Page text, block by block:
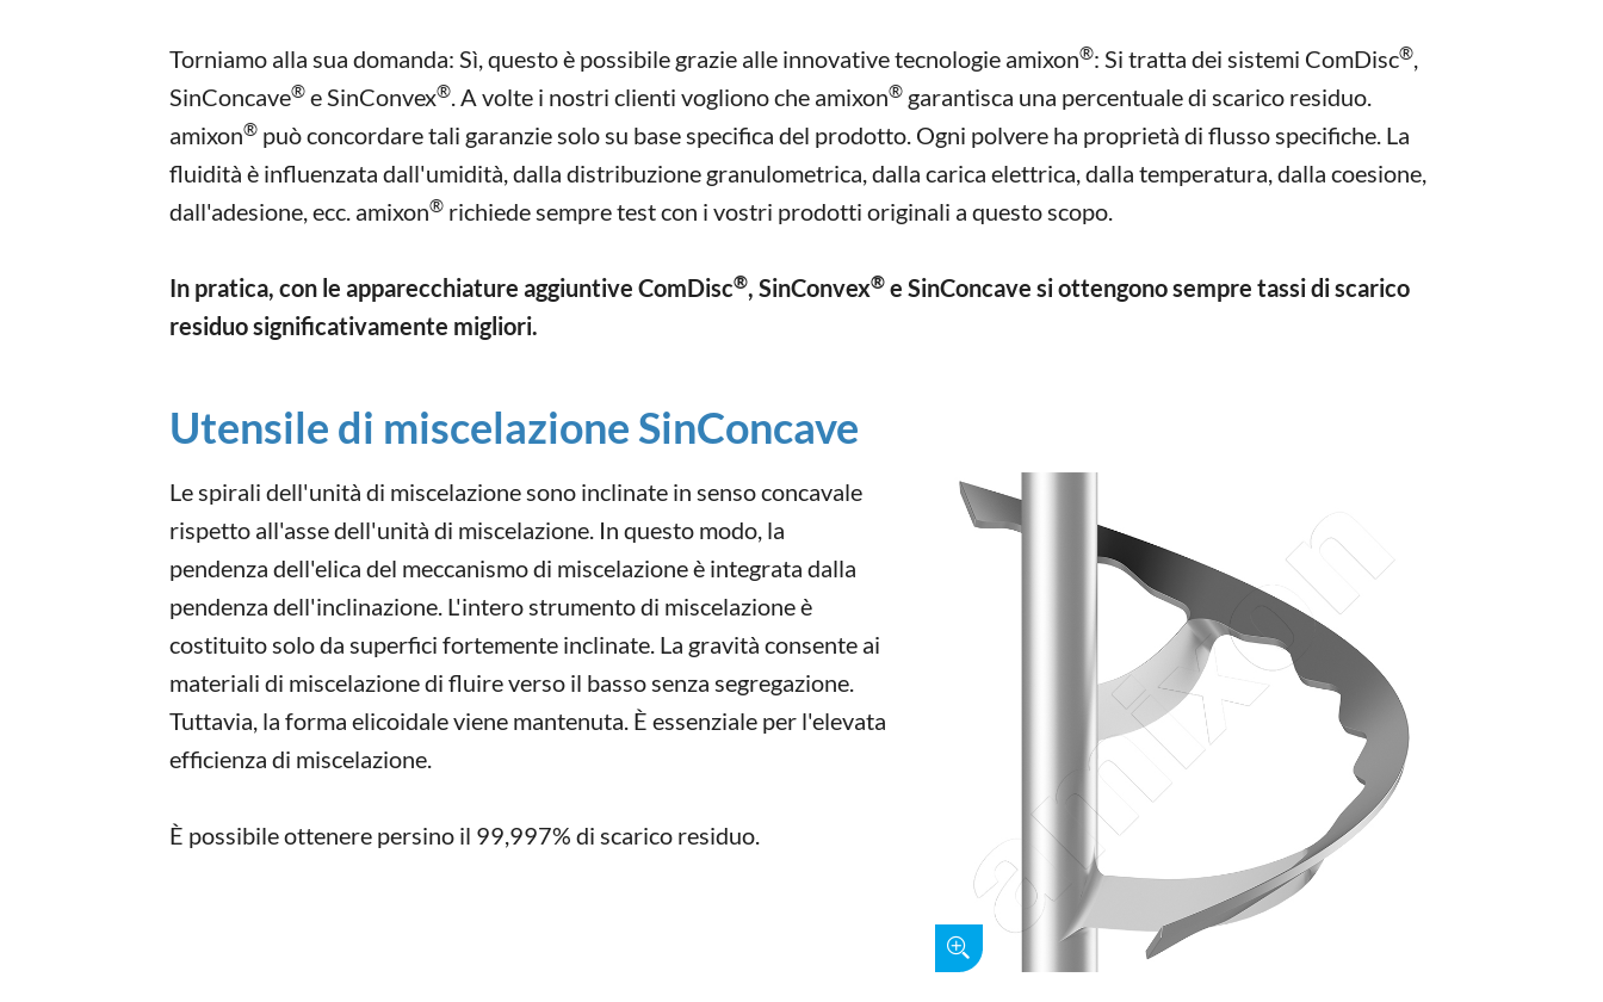
Torniamo alla sua domanda: Sì, questo è possibile grazie alle innovative tecnologie amixon®: Si tratta dei sistemi ComDisc®,
SinConcave® e SinConvex®. A volte i nostri clienti vogliono che amixon® garantisca una percentuale di scarico residuo.
amixon® può concordare tali garanzie solo su base specifica del prodotto. Ogni polvere ha proprietà di flusso specifiche. La
fluidità è influenzata dall'umidità, dalla distribuzione granulometrica, dalla carica elettrica, dalla temperatura, dalla coesione,
dall'adesione, ecc. amixon® richiede sempre test con i vostri prodotti originali a questo scopo.
In pratica, con le apparecchiature aggiuntive ComDisc®, SinConvex® e SinConcave si ottengono sempre tassi di scarico
residuo significativamente migliori.
Utensile di miscelazione SinConcave
Le spirali dell'unità di miscelazione sono inclinate in senso concavale
rispetto all'asse dell'unità di miscelazione. In questo modo, la
pendenza dell'elica del meccanismo di miscelazione è integrata dalla
pendenza dell'inclinazione. L'intero strumento di miscelazione è
costituito solo da superfici fortemente inclinate. La gravità consente ai
materiali di miscelazione di fluire verso il basso senza segregazione.
Tuttavia, la forma elicoidale viene mantenuta. È essenziale per l'elevata
efficienza di miscelazione.
È possibile ottenere persino il 99,997% di scarico residuo.